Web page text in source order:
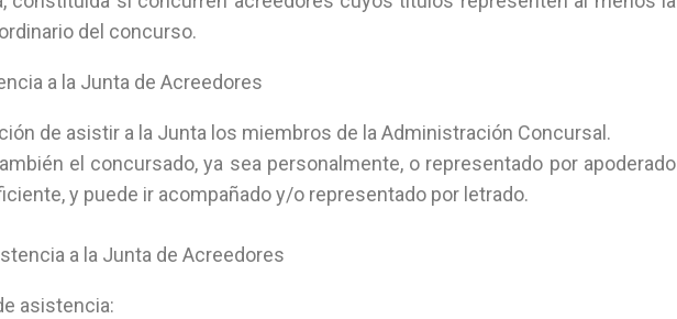
del concurso.
a la Junta de Acreedores
de asistir a la Junta los miembros de la Administración Concursal.
el concursado, ya sea personalmente, o representado por apoderado
y puede ir acompañado y/o representado por letrado.
a la Junta de Acreedores
asistencia: